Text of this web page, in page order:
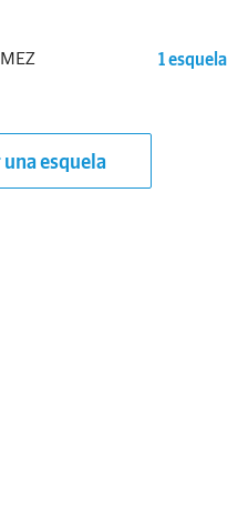
1 esquela
esquela